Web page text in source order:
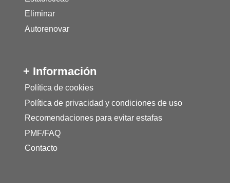
Eliminar
Autorenovar
+ Información
Política de cookies
Política de privacidad y condiciones de uso
Recomendaciones para evitar estafas
PMF/FAQ
Contacto